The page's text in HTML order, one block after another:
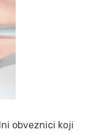
obveznici koji